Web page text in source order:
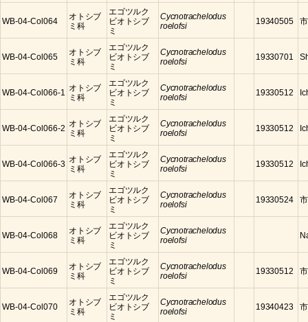
WB-04-Col064
オトシブ
ミ科
エゴツルク
ビオトシブ
ミ
Cycnotrachelodus
roelofsi
19340505
WB-04-Col065
オトシブ
ミ科
エゴツルク
ビオトシブ
ミ
Cycnotrachelodus
roelofsi
19330701
WB-04-Col066-1
オトシブ
ミ科
エゴツルク
ビオトシブ
ミ
Cycnotrachelodus
roelofsi
19330512
WB-04-Col066-2
オトシブ
ミ科
エゴツルク
ビオトシブ
ミ
Cycnotrachelodus
roelofsi
19330512
WB-04-Col066-3
オトシブ
ミ科
エゴツルク
ビオトシブ
ミ
Cycnotrachelodus
roelofsi
19330512
WB-04-Col067
オトシブ
ミ科
エゴツルク
ビオトシブ
ミ
Cycnotrachelodus
roelofsi
19330524
WB-04-Col068
オトシブ
ミ科
エゴツルク
ビオトシブ
ミ
Cycnotrachelodus
roelofsi
WB-04-Col069
オトシブ
ミ科
エゴツルク
ビオトシブ
ミ
Cycnotrachelodus
roelofsi
19330512
WB-04-Col070
オトシブ
ミ科
エゴツルク
ビオトシブ
ミ
Cycnotrachelodus
roelofsi
19340423